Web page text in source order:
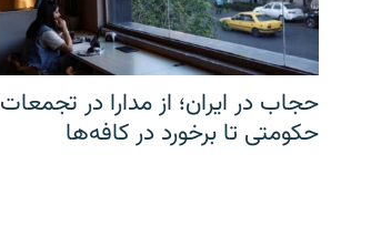
حجاب در ایران؛ از مدارا در تجمعات
حکومتی تا برخورد در کافه‌ها